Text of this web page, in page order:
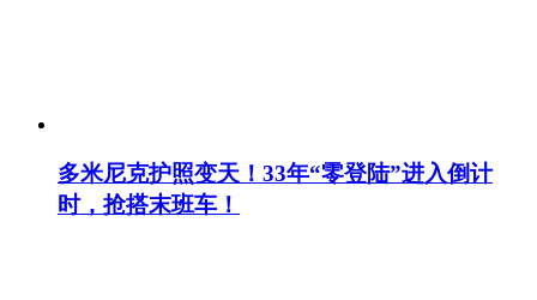
多米尼克护照变天！33年“零登陆”进入倒计
时，抢搭末班车！